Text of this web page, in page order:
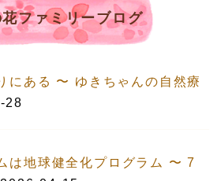
ファミリーブログ
にある 〜 ゆきちゃんの自然療
28
は地球健全化プログラム 〜 7